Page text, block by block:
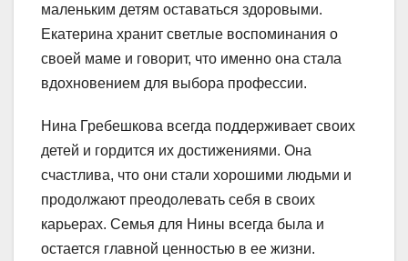
маленьким детям оставаться здоровыми.
Екатерина хранит светлые воспоминания о
своей маме и говорит, что именно она стала
вдохновением для выбора профессии.
Нина Гребешкова всегда поддерживает своих
детей и гордится их достижениями. Она
счастлива, что они стали хорошими людьми и
продолжают преодолевать себя в своих
карьерах. Семья для Нины всегда была и
остается главной ценностью в ее жизни.